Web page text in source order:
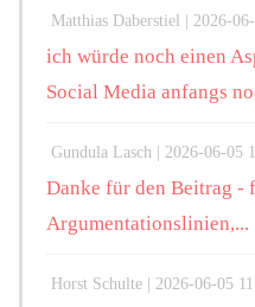
Matthias Daberstiel | 2026-
ich würde noch einen
Social Media anfangs
Gundula Lasch | 2026-06-05
Danke für den Beitrag -
Argumentationslinien,...
Horst Schulte | 2026-06-05